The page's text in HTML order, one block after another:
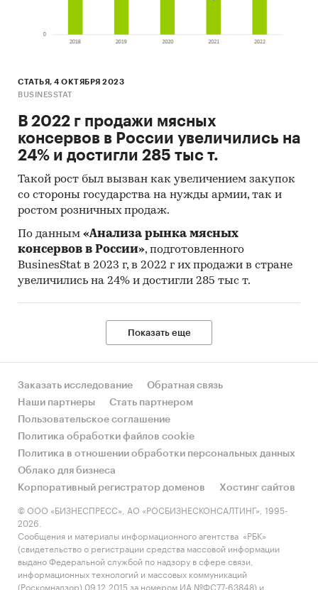
СТАТЬЯ, 4 ОКТЯБРЯ 2023
BUSINESSTAT
В 2022 г продажи мясных
консервов в России увеличились на
24% и достигли 285 тыс т.
Такой рост был вызван как увеличением закупок
со стороны государства на нужды армии, так и
ростом розничных продаж.
По данным «Анализа рынка мясных
консервов в России», подготовленного
BusinesStat в 2023 г, в 2022 г их продажи в стране
увеличились на 24% и достигли 285 тыс т.
Показать еще
Заказать исследование
Обратная связь
Наши партнеры
Стать партнером
Пользовательское соглашение
Политика обработки файлов cookie
Политика в отношении обработки персональных данных
Облако для бизнеса
Корпоративный регистратор доменов
Хостинг сайтов
© ООО «БИЗНЕСПРЕСС», АО «РОСБИЗНЕСКОНСАЛТИНГ», 1995-
2026.
Сообщения и материалы информационного агентства «РБК»
(свидетельство о регистрации средства массовой информации
выдано Федеральной службой по надзору в сфере связи,
информационных технологий и массовых коммуникаций
(Роскомнадзор) 09.12.2015 за номером ИА №ФС77-63848) и